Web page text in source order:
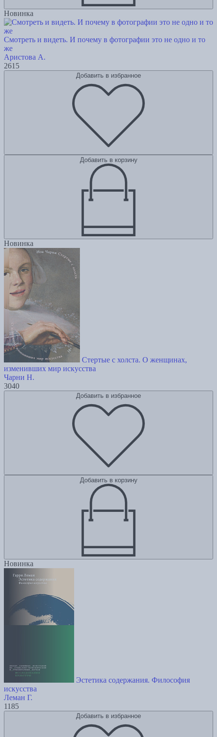
Новинка
Смотреть и видеть. И почему в фотографии это не одно и то
же
Аристова А.
2615
Добавить в избранное
Добавить в корзину
Новинка
Стертые с холста. О женщинах,
изменивших мир искусства
Чарни Н.
3040
Добавить в избранное
Добавить в корзину
Новинка
Эстетика содержания. Философия
искусства
Леман Г.
1185
Добавить в избранное